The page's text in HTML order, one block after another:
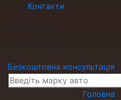
Контакти
Безкоштовна консультація
Головна